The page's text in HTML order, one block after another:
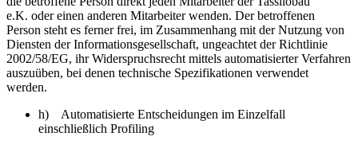
e.K. oder einen anderen Mitarbeiter wenden. Der betroffenen
Person steht es ferner frei, im Zusammenhang mit der Nutzung von
Diensten der Informationsgesellschaft, ungeachtet der Richtlinie
2002/58/EG, ihr Widerspruchsrecht mittels automatisierter Verfahren
auszuüben, bei denen technische Spezifikationen verwendet
werden.
h) Automatisierte Entscheidungen im Einzelfall
einschließlich Profiling